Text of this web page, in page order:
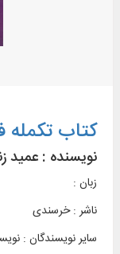
کتاب
نویسنده : عمید
زبان :
ناشر :خرسندی
سایر نویسندگان :